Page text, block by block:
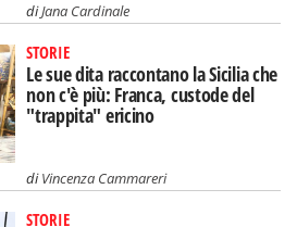
diJana Cardinale
STORIE
Le sue dita raccontano la Sicilia che
non c'è più: Franca, custode del
"trappita" ericino
diVincenza Cammareri
STORIE